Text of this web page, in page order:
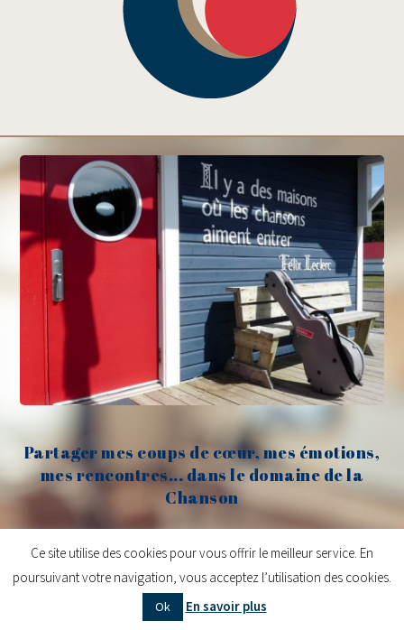
Partager mes coups de cœur, mes émotions,
mes rencontres... dans le domaine de la
Chanson
Claude Fèvre
centifoliae|Mentions légales|Contact
Ce site utilise des cookies pour vous offrir le meilleur service. En
poursuivant votre navigation, vous acceptez l’utilisation des cookies.
Ok En savoir plus